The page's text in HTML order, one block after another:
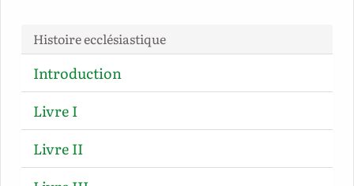
Histoire ecclésiastique
Introduction
Livre I
Livre II